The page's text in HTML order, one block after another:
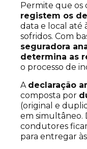
Permite que os
registem os
data e local até
sofridos. Com
seguradora
determina as
o processo de
A declaração
composta por
(original e
em simultâneo.
condutores
para entregar